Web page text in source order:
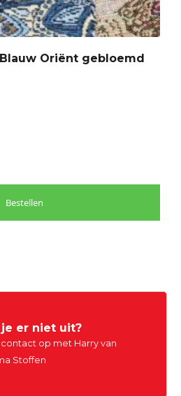
Oriënt gebloemd
Bestellen
je er niet uit?
op met Harry van
Stoffen